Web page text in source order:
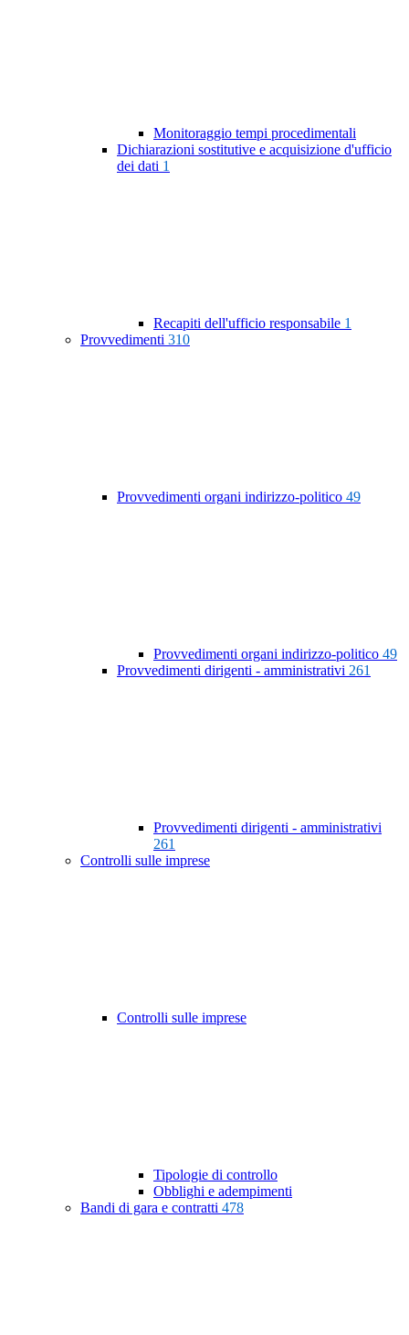
Monitoraggio tempi procedimentali
Dichiarazioni sostitutive e acquisizione d'ufficio
dei dati 1
Recapiti dell'ufficio responsabile 1
Provvedimenti 310
Provvedimenti organi indirizzo-politico 49
Provvedimenti organi indirizzo-politico 49
Provvedimenti dirigenti - amministrativi 261
Provvedimenti dirigenti - amministrativi
261
Controlli sulle imprese
Controlli sulle imprese
Tipologie di controllo
Obblighi e adempimenti
Bandi di gara e contratti 478